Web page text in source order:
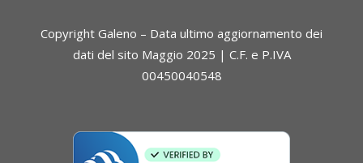
Copyright Galeno – Data ultimo aggiornamento dei
dati del sito Maggio 2025 | C.F. e P.IVA
00450040548